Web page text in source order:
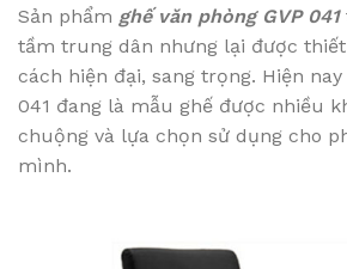
Sản phẩm ghế văn phòng GVP 041
tầm trung dân nhưng lại được
cách hiện đại, sang trọng. Hiện nay
041 đang là mẫu ghế được nhiều
chuộng và lựa chọn sử dụng cho
mình.